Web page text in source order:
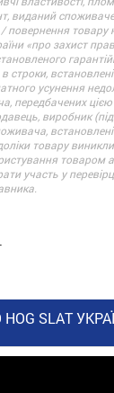
виданий
товару
«про захист
строки,
усунення
передбачених
виробник
товару
товаром
участь у
SLAT